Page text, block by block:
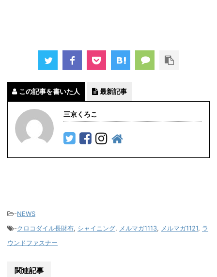
この記事を書いた人 最新記事
三京くろこ
-NEWS
-クロコダイル長財布, シャイニング, メルマガ1113, メルマガ1121, ラ
ウンドファスナー
関連記事